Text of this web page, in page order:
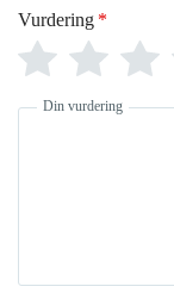
Vurdering *
Din vurdering